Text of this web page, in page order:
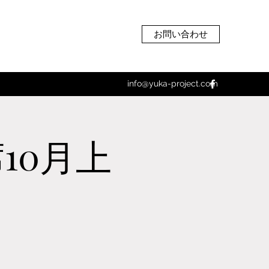
お問い合わせ
info@yuka-project.com
月上